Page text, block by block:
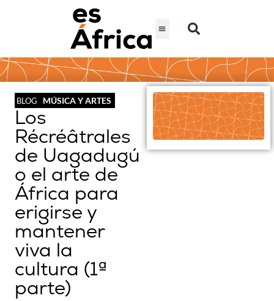
BLOG MÚSICA Y ARTES
Los
Récréâtrales
de Uagadugú
o el arte de
África para
erigirse y
mantener
viva la
cultura (1ª
parte)